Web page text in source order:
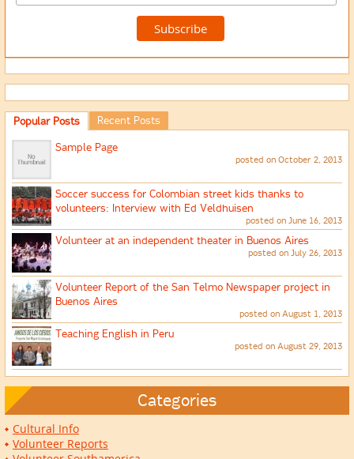
Popular Posts Recent Posts
Sample Page
posted on October 2, 2013
Soccer success for Colombian street kids thanks to
volunteers: Interview with Ed Veldhuisen
posted on June 16, 2013
Volunteer at an independent theater in Buenos Aires
posted on July 26, 2013
Volunteer Report of the San Telmo Newspaper project in
Buenos Aires
posted on August 1, 2013
Teaching English in Peru
posted on August 29, 2013
Categories
Cultural Info
Volunteer Reports